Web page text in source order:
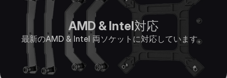
AMD & Intel対応
最新のAMD & Intel 両ソケットに対応しています。